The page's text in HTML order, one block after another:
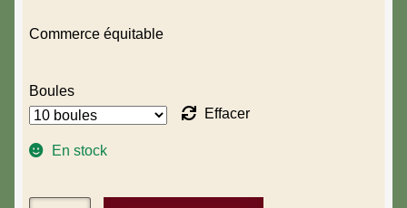
Commerce équitable
Boules
Effacer
En stock